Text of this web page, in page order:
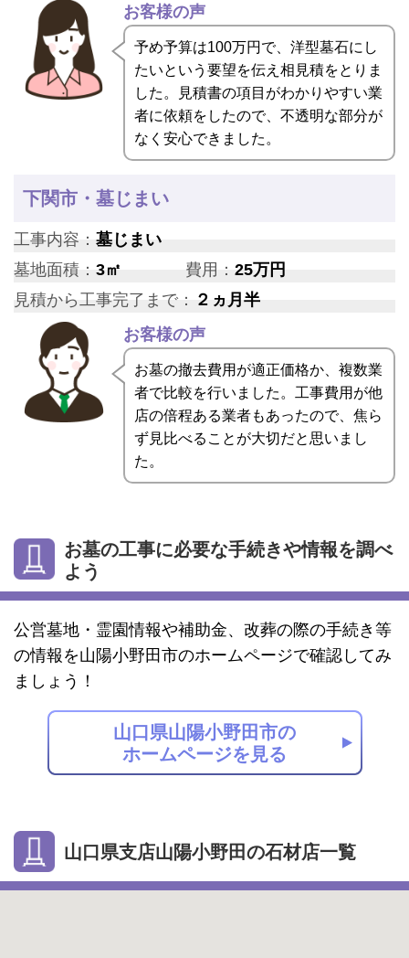
お客様の声
予め予算は100万円で、洋型墓石にし
たいという要望を伝え相見積をとりま
した。見積書の項目がわかりやすい業
者に依頼をしたので、不透明な部分が
なく安心できました。
下関市・墓じまい
工事内容： 墓じまい
墓地面積： 3㎡ 費用：25万円
見積から工事完了まで： ２ヵ月半
お客様の声
お墓の撤去費用が適正価格か、複数業
者で比較を行いました。工事費用が他
店の倍程ある業者もあったので、焦ら
ず見比べることが大切だと思いまし
た。
お墓の工事に必要な手続きや情報を調べ
よう
公営墓地・霊園情報や補助金、改葬の際の手続き等
の情報を山陽小野田市のホームページで確認してみ
ましょう！
山口県山陽小野田市の
ホームページを見る
山口県支店山陽小野田の石材店一覧